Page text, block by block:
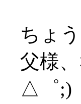
ちょ
父様
△゜;)